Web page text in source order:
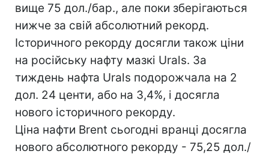
вище 75 дол./бар., але поки зберігаються
нижче за свій абсолютний рекорд.
Історичного рекорду досягли також ціни
на російську нафту мазкі Urals. За
тиждень нафта Urals подорожчала на 2
дол. 24 центи, або на 3,4%, і досягла
нового історичного рекорду.
Ціна нафти Brent сьогодні вранці досягла
нового абсолютного рекорду - 75,25 дол./